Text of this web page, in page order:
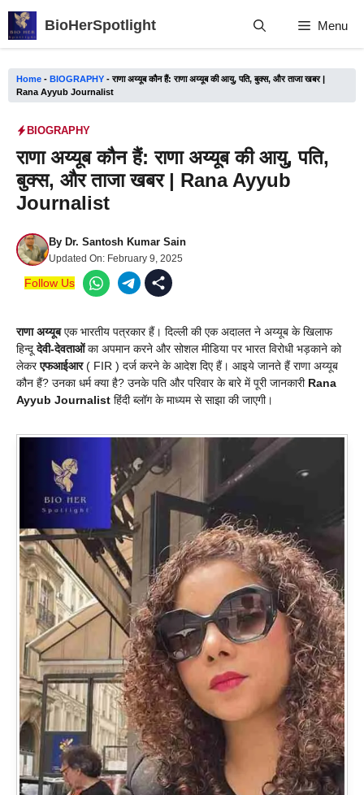
Skip
BioHerSpotlight Menu
Home - BIOGRAPHY -राणा अय्यूब कौन हैं: राणा अय्यूब की आयु, पति, बुक्स, और ताजा खबर |
Rana Ayyub Journalist
BIOGRAPHY
राणा अय्यूब कौन हैं: राणा अय्यूब की आयु, पति,
बुक्स, और ताजा खबर | Rana Ayyub
Journalist
By Dr. Santosh Kumar Sain
Updated On: February 9, 2025
Follow Us
राणा अय्यूबएक भारतीय पत्रकार हैं। दिल्ली की एक अदालत ने अय्यूब के खिलाफ
हिन्दूदेवी-देवताओंका अपमान करने और सोशल मीडिया पर भारत विरोधी भड़काने को
लेकरएफआईआर( FIR ) दर्ज करने के आदेश दिए हैं। आइये जानते हैं राणा अय्यूब
कौन हैं? उनका धर्म क्या है? उनके पति और परिवार के बारे में पूरी जानकारी Rana
Ayyub Journalist हिंदी ब्लॉग के माध्यम से साझा की जाएगी।